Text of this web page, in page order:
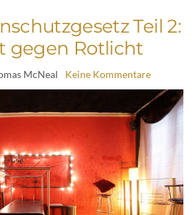
Teil 2:
gegen Rotlicht
McNeal Keine Kommentare